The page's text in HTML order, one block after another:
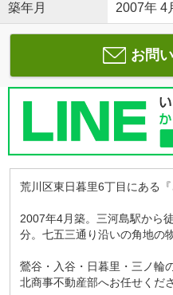
築年月 2007年 4
お問
荒川区東日暮里6丁目にある
2007年4月築。三河島駅から
分。七五三通り沿いの角地の
鶯谷・入谷・日暮里・三ノ輪
北商事不動産部へお任せくだ